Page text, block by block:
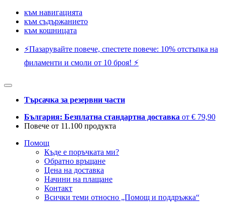
към навигацията
към съдържанието
към кошницата
⚡️Пазарувайте повече, спестете повече: 10% отстъпка на
филаменти и смоли от 10 броя! ⚡️
Търсачка за резервни части
България: Безплатна стандартна доставка от € 79,90
Повече от 11.100 продукта
Помощ
Къде е поръчката ми?
Обратно връщане
Цена на доставка
Начини на плащане
Контакт
Всички теми относно „Помощ и поддръжка“